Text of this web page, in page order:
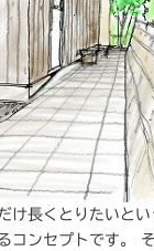
け長くとりたいと
コンセプトです。